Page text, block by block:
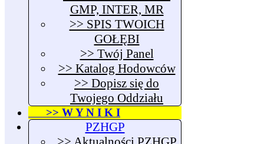
GMP, INTER, MR
>> SPIS TWOICH
GOŁĘBI
>> Twój Panel
>> Katalog Hodowców
>> Dopisz się do
Twojego Oddziału
>> W Y N I K I
PZHGP